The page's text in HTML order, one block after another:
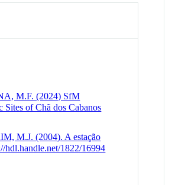
M.F. (2024) SfM
of Chã dos Cabanos
M.J. (2004). A estação
hdl.handle.net/1822/16994